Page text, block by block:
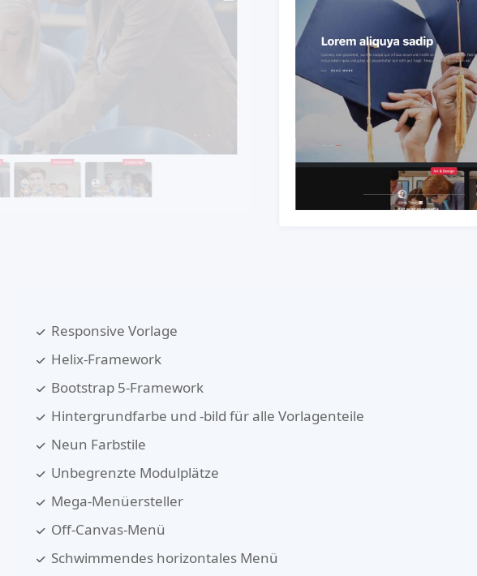
Responsive Vorlage
Helix-Framework
Bootstrap 5-Framework
Hintergrundfarbe und -bild für alle Vorlagenteile
Neun Farbstile
Unbegrenzte Modulplätze
Mega-Menüersteller
Off-Canvas-Menü
Schwimmendes horizontales Menü